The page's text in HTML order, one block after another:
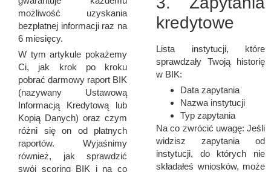
możliwość uzyskania
bezpłatnej informacji raz na
6 miesięcy.
W tym artykule pokażemy
Ci, jak krok po kroku
pobrać darmowy raport BIK
(nazywany Ustawową
Informacją Kredytową lub
Kopią Danych) oraz czym
różni się on od płatnych
raportów. Wyjaśnimy
również, jak sprawdzić
swój scoring BIK i na co
kredytowe
Lista instytucji, które
sprawdzały Twoją historię
w BIK:
Data zapytania
Nazwa instytucji
Typ zapytania
Na co zwrócić uwagę: Jeśli
widzisz zapytania od
instytucji, do których nie
składałeś wniosków, może